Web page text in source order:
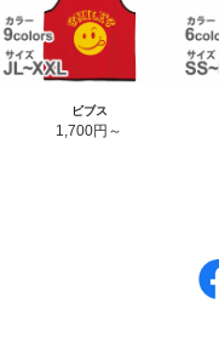
ビブス
1,700円